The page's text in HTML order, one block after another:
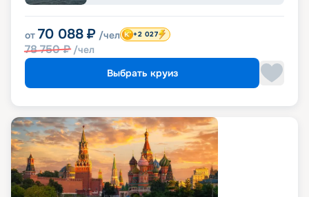
от 70 088 ₽ /чел
78 750₽ /чел
+2 027
Выбрать круиз